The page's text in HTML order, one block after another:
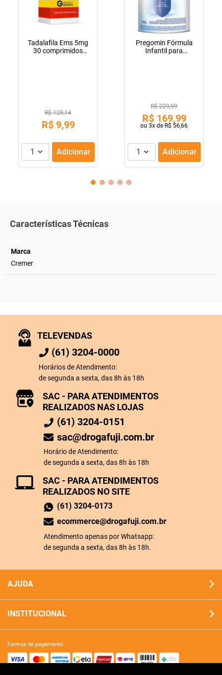
Tadalafila Ems 5mg
30 comprimidos
R$ 128,14
R$ 9,99
1 Adicionar
Pregomin Fórmula
Infantil para
R$ 229,99
R$ 169,99
ou 3x de R$ 56,66
1 Adicionar
Características Técnicas
Marca
Cremer
TELEVENDAS
(61) 3204-0000
Horários de Atendimento:
de segunda a sexta, das 8h às 18h
SAC - PARA ATENDIMENTOS
REALIZADOS NO SITE
(61) 3204-0173
ecommerce@drogafuji.com.br
Atendimento apenas por Whatsapp:
de segunda a sexta, das 8h às 18h.
SAC - PARA ATENDIMENTOS
REALIZADOS NAS LOJAS
(61) 3204-0151
sac@drogafuji.com.br
Horário de Atendimento:
de segunda a sexta, das 8h às 18h
AJUDA
INSTITUCIONAL
formas de pagamento